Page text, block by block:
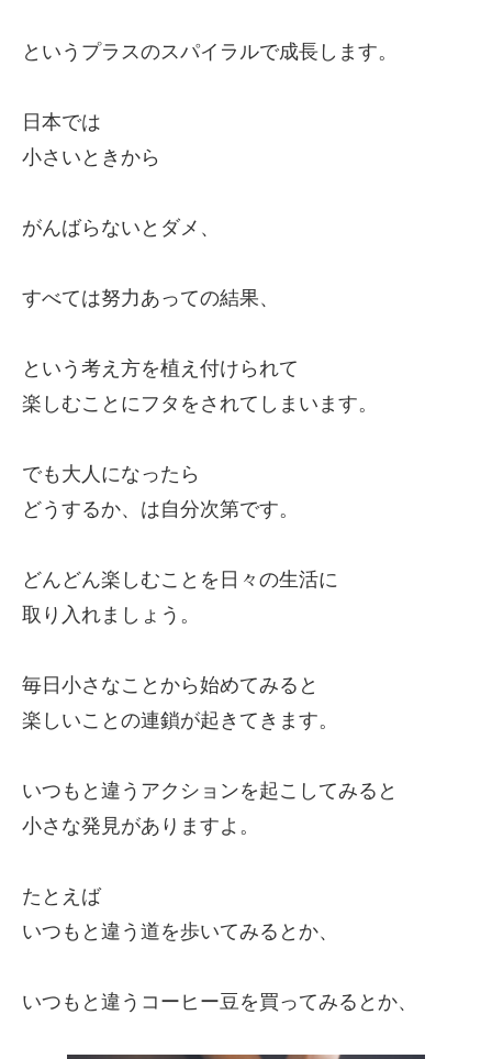
というプラスのスパイラルで成長します。
日本では
小さいときから
がんばらないとダメ、
すべては努力あっての結果、
という考え方を植え付けられて
楽しむことにフタをされてしまいます。
でも大人になったら
どうするか、は自分次第です。
どんどん楽しむことを日々の生活に
取り入れましょう。
毎日小さなことから始めてみると
楽しいことの連鎖が起きてきます。
いつもと違うアクションを起こしてみると
小さな発見がありますよ。
たとえば
いつもと違う道を歩いてみるとか、
いつもと違うコーヒー豆を買ってみるとか、